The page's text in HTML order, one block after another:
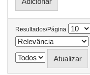
Resultados/Página